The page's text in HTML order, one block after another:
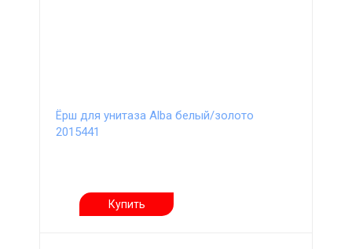
Ёрш для унитаза Alba белый/золото
2015441
Купить